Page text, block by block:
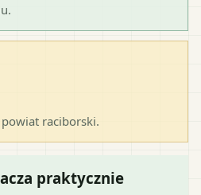
powiat raciborski.
praktycznie